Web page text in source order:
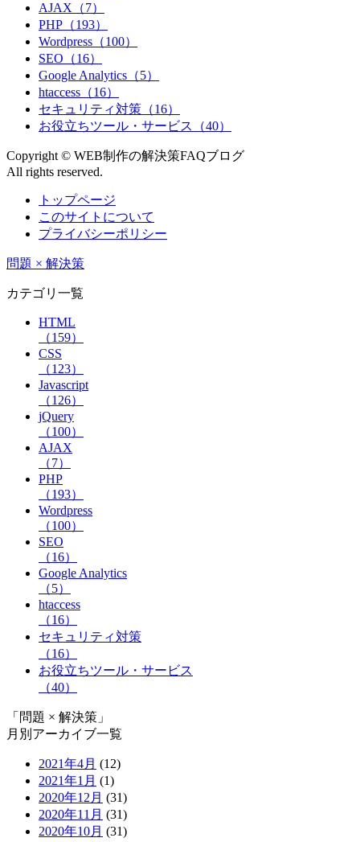
AJAX（7）
PHP（193）
Wordpress（100）
SEO（16）
Google Analytics（5）
htaccess（16）
セキュリティ対策（16）
お役立ちツール・サービス（40）
Copyright © WEB制作の解決策FAQブログ
All rights reserved.
トップページ
このサイトについて
プライバシーポリシー
問題 × 解決策
カテゴリ一覧
HTML
（159）
CSS
（123）
Javascript
（126）
jQuery
（100）
AJAX
（7）
PHP
（193）
Wordpress
（100）
SEO
（16）
Google Analytics
（5）
htaccess
（16）
セキュリティ対策
（16）
お役立ちツール・サービス
（40）
「問題 × 解決策」
月別アーカイブ一覧
2021年4月 (12)
2021年1月 (1)
2020年12月 (31)
2020年11月 (31)
2020年10月 (31)